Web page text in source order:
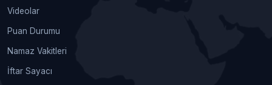
Videolar
Puan Durumu
Namaz Vakitleri
İftar Sayacı